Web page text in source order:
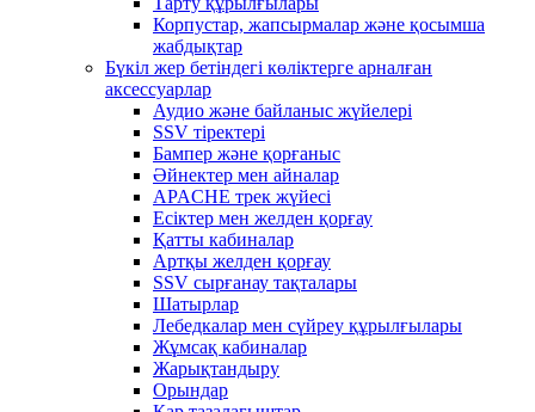
Корпустар, жапсырмалар және қосымша
жабдықтар
Бүкіл жер бетіндегі көліктерге арналған
аксессуарлар
Аудио және байланыс жүйелері
SSV тіректері
Бампер және қорғаныс
Әйнектер мен айналар
APACHE трек жүйесі
Есіктер мен желден қорғау
Қатты кабиналар
Артқы желден қорғау
SSV сырғанау тақталары
Шатырлар
Лебедкалар мен сүйреу құрылғылары
Жұмсақ кабиналар
Жарықтандыру
Орындар